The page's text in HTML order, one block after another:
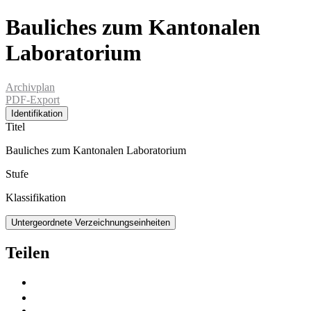
Bauliches zum Kantonalen
Laboratorium
Archivplan
PDF-Export
Identifikation
Titel
Bauliches zum Kantonalen Laboratorium
Stufe
Klassifikation
Untergeordnete Verzeichnungseinheiten
Teilen